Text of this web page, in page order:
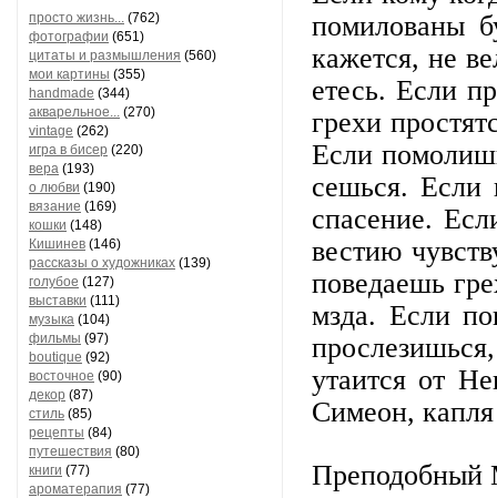
просто жизнь... (762)
фотографии (651)
цитаты и размышления (560)
мои картины (355)
handmade (344)
акварельное... (270)
vintage (262)
игра в бисер (220)
вера (193)
о любви (190)
вязание (169)
кошки (148)
Кишинев (146)
рассказы о художниках (139)
голубое (127)
выставки (111)
музыка (104)
фильмы (97)
boutique (92)
восточное (90)
декор (87)
стиль (85)
рецепты (84)
путешествия (80)
книги (77)
ароматерапия (77)
по­ми­ло­ва­ны
ка­жет­ся, не
е­тесь. Ес­ли
гре­хи
Ес­ли
сешь­ся. Ес­ли
спа­се­ние.
вес­тию
по­ве­да­ешь
мзда. Ес­ли
ута­ит­ся от
Си­ме­он,
Преподобный